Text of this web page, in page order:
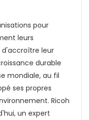
pour
leurs
leur
durable
mondiale, au fil
ses propres
Ricoh
un expert